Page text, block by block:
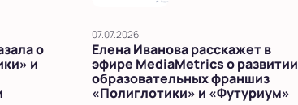
о
и
07.07.2026
Елена Иванова расскажет в
эфире MediaMetrics о развитии
образовательных франшиз
«Полиглотики» и «Футуриум»